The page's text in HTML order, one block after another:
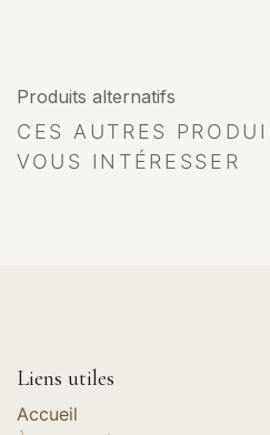
Produits alternatifs
CES AUTRES
VOUS INTÉRESSER
Liens utiles
Accueil